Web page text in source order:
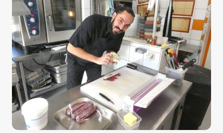
LE VELAY RECRUTE
LA ROUTE DES PRODUCTEURS
NOUS CONTACTER
Rechercher: